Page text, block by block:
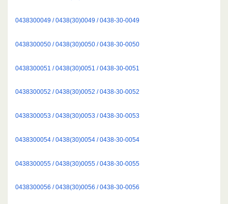
0438300049 / 0438(30)0049 / 0438-30-0049
0438300050 / 0438(30)0050 / 0438-30-0050
0438300051 / 0438(30)0051 / 0438-30-0051
0438300052 / 0438(30)0052 / 0438-30-0052
0438300053 / 0438(30)0053 / 0438-30-0053
0438300054 / 0438(30)0054 / 0438-30-0054
0438300055 / 0438(30)0055 / 0438-30-0055
0438300056 / 0438(30)0056 / 0438-30-0056